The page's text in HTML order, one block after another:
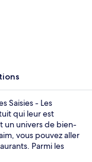
Saisies - Les
qui leur est
un univers de bien-
vous pouvez aller
Parmi les